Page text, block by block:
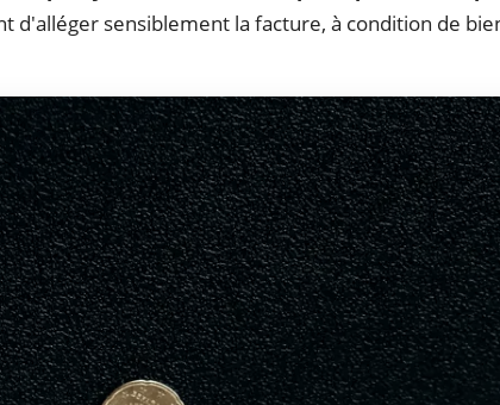
d'alléger sensiblement la facture, à condition de